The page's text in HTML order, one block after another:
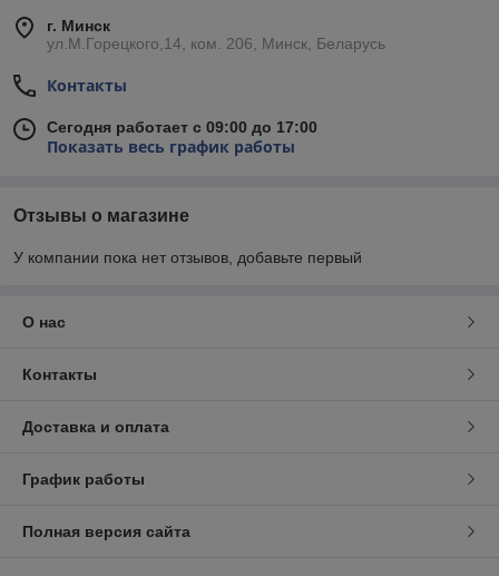
г. Минск
ул.М.Горецкого,14, ком. 206, Минск, Беларусь
Контакты
Сегодня работает с 09:00 до 17:00
Показать весь график работы
Отзывы о магазине
У компании пока нет отзывов, добавьте первый
О нас
Контакты
Доставка и оплата
График работы
Полная версия сайта